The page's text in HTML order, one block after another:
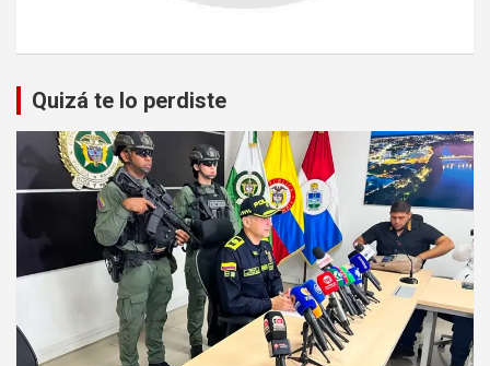
Quizá te lo perdiste